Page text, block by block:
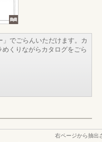
でごらんいただけます。カ
くりながらカタログをごら
右ページから抽出